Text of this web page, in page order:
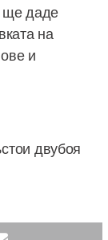
ще даде
на
и
двубоя